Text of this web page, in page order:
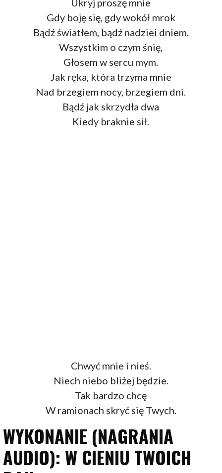
Ukryj proszę mnie
Gdy boję się, gdy wokół mrok
Bądź światłem, bądź nadziei dniem.
Wszystkim o czym śnię,
Głosem w sercu mym.
Jak ręka, która trzyma mnie
Nad brzegiem nocy, brzegiem dni.
Bądź jak skrzydła dwa
Kiedy braknie sił.
Chwyć mnie i nieś.
Niech niebo bliżej będzie.
Tak bardzo chcę
W ramionach skryć się Twych.
WYKONANIE (NAGRANIA
AUDIO): W CIENIU TWOICH